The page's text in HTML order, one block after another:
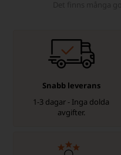
Snabb leverans
1-3 dagar - Inga dolda
avgifter.